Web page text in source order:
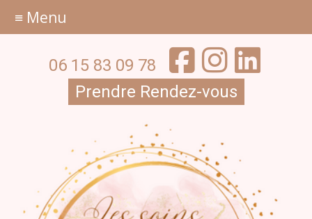
06 15 83 09 78
Prendre Rendez-vous
≡ Menu